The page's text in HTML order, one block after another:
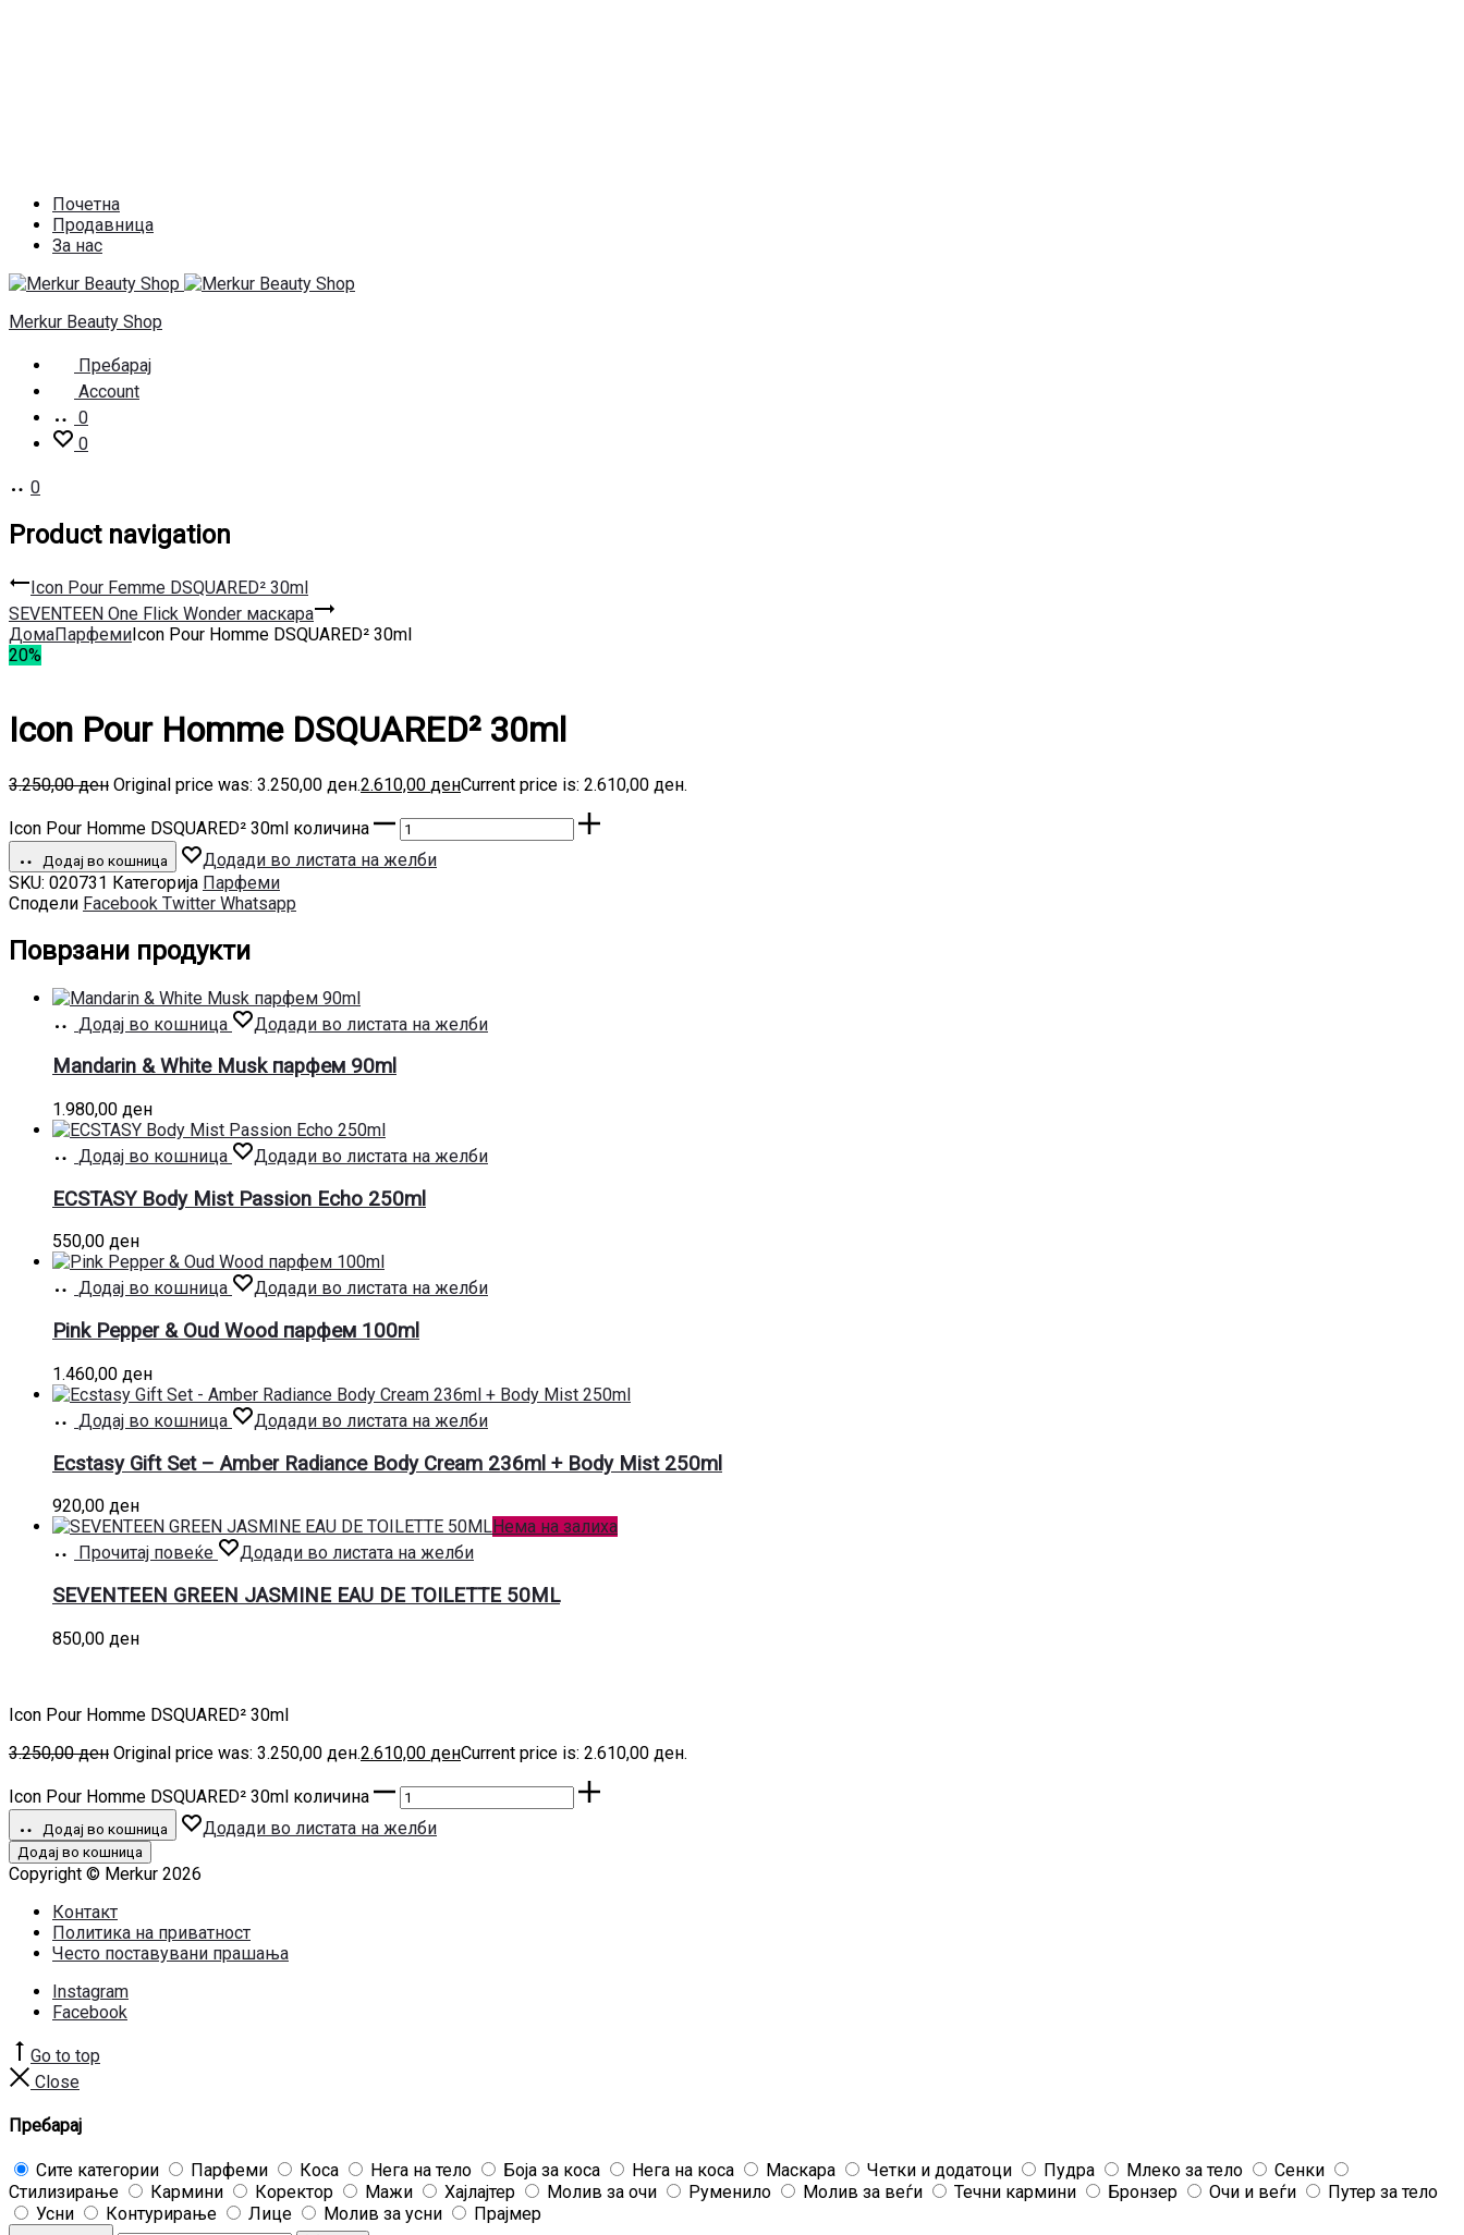
Почетна
Продавница
За нас
Merkur Beauty Shop
Пребарај
Account
0
0
0
Product navigation
Icon Pour Femme DSQUARED² 30ml
SEVENTEEN One Flick Wonder маскара
ДомаПарфемиIcon Pour Homme DSQUARED² 30ml
20%
Icon Pour Homme DSQUARED² 30ml
3.250,00ден Original price was: 3.250,00 ден.2.610,00 денCurrent price is: 2.610,00 ден.
Icon Pour Homme DSQUARED² 30ml количина
Додај во кошница
Додади во листата на желби
SKU: 020731 Категорија Парфеми
Сподели Facebook Twitter Whatsapp
Поврзани продукти
Додај во кошница Додади во листата на желби
Mandarin & White Musk парфем 90ml
1.980,00 ден
Додај во кошница Додади во листата на желби
ECSTASY Body Mist Passion Echo 250ml
550,00 ден
Додај во кошница Додади во листата на желби
Pink Pepper & Oud Wood парфем 100ml
1.460,00 ден
Додај во кошница Додади во листата на желби
Ecstasy Gift Set – Amber Radiance Body Cream 236ml + Body Mist 250ml
920,00 ден
Нема на залиха
Прочитај повеќе
Додади во листата на желби
SEVENTEEN GREEN JASMINE EAU DE TOILETTE 50ML
850,00 ден
Icon Pour Homme DSQUARED² 30ml
3.250,00ден Original price was: 3.250,00 ден.2.610,00 денCurrent price is: 2.610,00 ден.
Icon Pour Homme DSQUARED² 30ml количина
Додај во кошница Додади во листата на желби
Додај во кошница
Copyright © Merkur 2026
Контакт
Политика на приватност
Често поставувани прашања
Instagram
Facebook
Go to top
Close
Пребарај
Сите категории Парфеми Коса Нега на тело Боја за коса Нега на коса Маскара Четки и додатоци Пудра Млеко за тело
Сенки
Стилизирање
Кармини Коректор Мажи Хајлајтер Молив за очи Руменило Молив за веѓи Течни кармини Бронзер Очи и веѓи
Путер за тело
Усни
Контурирање Лице Молив за усни Прајмер